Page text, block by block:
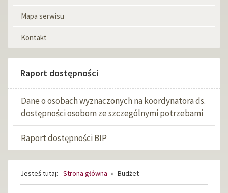
Mapa serwisu
Kontakt
Raport dostępności
Dane o osobach wyznaczonych na koordynatora ds.
dostępności osobom ze szczególnymi potrzebami
Raport dostępności BIP
Jesteś tutaj: Strona główna » Budżet